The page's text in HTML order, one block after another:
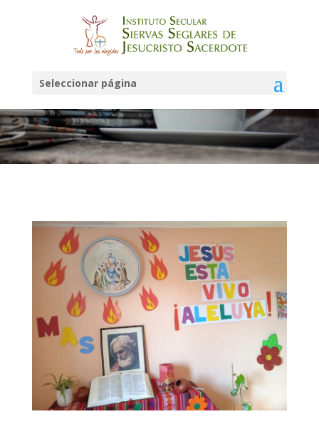
Seleccionar página
Noticias